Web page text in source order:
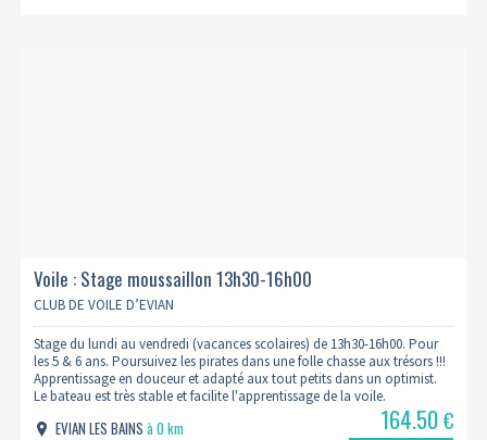
Voile : Stage moussaillon 13h30-16h00
CLUB DE VOILE D’EVIAN
Stage du lundi au vendredi (vacances scolaires) de 13h30-16h00. Pour
les 5 & 6 ans. Poursuivez les pirates dans une folle chasse aux trésors !!!
Apprentissage en douceur et adapté aux tout petits dans un optimist.
Le bateau est très stable et facilite l'apprentissage de la voile.
EVIAN LES BAINSà 0 km
164.50€